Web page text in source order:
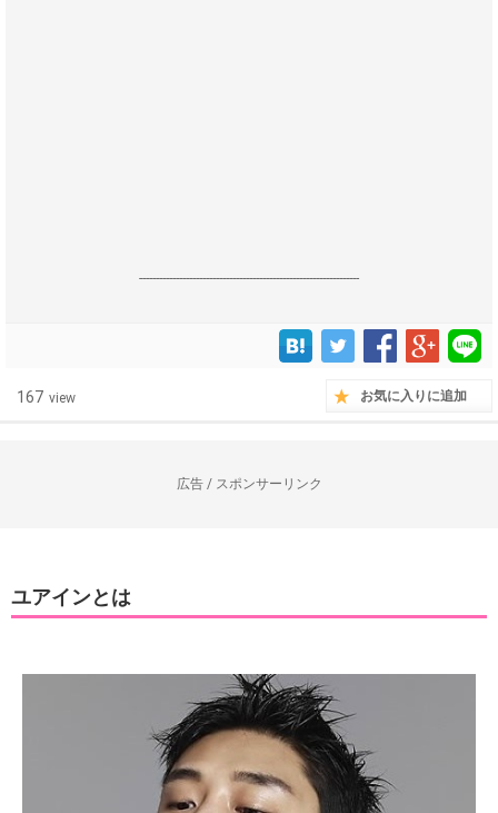
------------------------------------------------------------------
167 view お気に入りに追加
広告 / スポンサーリンク
ユアインとは